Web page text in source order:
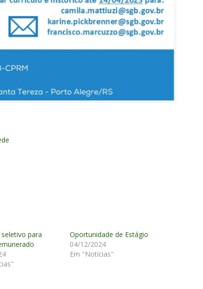
para
Oportunidade de Estágio
04/12/2024
Em "Notícias"